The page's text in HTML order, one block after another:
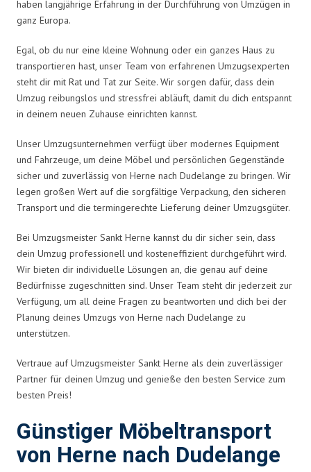
haben langjährige Erfahrung in der Durchführung von Umzügen in
ganz Europa.
Egal, ob du nur eine kleine Wohnung oder ein ganzes Haus zu
transportieren hast, unser Team von erfahrenen Umzugsexperten
steht dir mit Rat und Tat zur Seite. Wir sorgen dafür, dass dein
Umzug reibungslos und stressfrei abläuft, damit du dich entspannt
in deinem neuen Zuhause einrichten kannst.
Unser Umzugsunternehmen verfügt über modernes Equipment
und Fahrzeuge, um deine Möbel und persönlichen Gegenstände
sicher und zuverlässig von Herne nach Dudelange zu bringen. Wir
legen großen Wert auf die sorgfältige Verpackung, den sicheren
Transport und die termingerechte Lieferung deiner Umzugsgüter.
Bei Umzugsmeister Sankt Herne kannst du dir sicher sein, dass
dein Umzug professionell und kosteneffizient durchgeführt wird.
Wir bieten dir individuelle Lösungen an, die genau auf deine
Bedürfnisse zugeschnitten sind. Unser Team steht dir jederzeit zur
Verfügung, um all deine Fragen zu beantworten und dich bei der
Planung deines Umzugs von Herne nach Dudelange zu
unterstützen.
Vertraue auf Umzugsmeister Sankt Herne als dein zuverlässiger
Partner für deinen Umzug und genieße den besten Service zum
besten Preis!
Günstiger Möbeltransport
von Herne nach Dudelange